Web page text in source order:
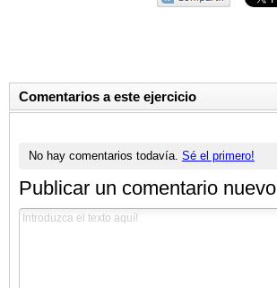
Comentarios a este ejercicio
No hay comentarios todavía. Sé el primero!
Publicar un comentario nuevo